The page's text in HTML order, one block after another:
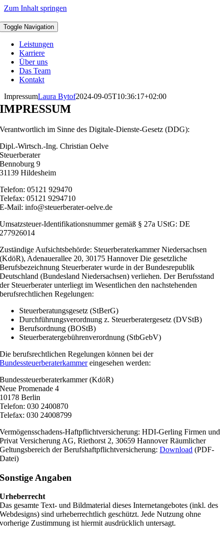
Zum Inhalt springen
Toggle Navigation
Leistungen
Karriere
Über uns
Das Team
Kontakt
ImpressumLaura Bytof2024-09-05T10:36:17+02:00
IMPRESSUM
Verantwortlich im Sinne des Digitale-Dienste-Gesetz (DDG):
Dipl.-Wirtsch.-Ing. Christian Oelve
Steuerberater
Bennoburg 9
31139 Hildesheim
Telefon: 05121 929470
Telefax: 05121 9294710
E-Mail: info@steuerberater-oelve.de
Umsatzsteuer-Identifikationsnummer gemäß § 27a UStG: DE
277926014
Zuständige Aufsichtsbehörde: Steuerberaterkammer Niedersachsen
(KdöR), Adenauerallee 20, 30175 Hannover Die gesetzliche
Berufsbezeichnung Steuerberater wurde in der Bundesrepublik
Deutschland (Bundesland Niedersachsen) verliehen. Der Berufsstand
der Steuerberater unterliegt im Wesentlichen den nachstehenden
berufsrechtlichen Regelungen:
Steuerberatungsgesetz (StBerG)
Durchführungsverordnung z. Steuerberatergesetz (DVStB)
Berufsordnung (BOStB)
Steuerberatergebührenverordnung (StbGebV)
Die berufsrechtlichen Regelungen können bei der
Bundessteuerberaterkammereingesehen werden:
Bundessteuerberaterkammer (KdöR)
Neue Promenade 4
10178 Berlin
Telefon: 030 2400870
Telefax: 030 24008799
Vermögensschadens-Haftpflichtversicherung: HDI-Gerling Firmen und
Privat Versicherung AG, Riethorst 2, 30659 Hannover Räumlicher
Geltungsbereich der Berufshaftpflichtversicherung:Download (PDF-
Datei)
Sonstige Angaben
Urheberrecht
Das gesamte Text- und Bildmaterial dieses Internetangebotes (inkl. des
Webdesigns) sind urheberrechtlich geschützt. Jede Nutzung ohne
vorherige Zustimmung ist hiermit ausdrücklich untersagt.